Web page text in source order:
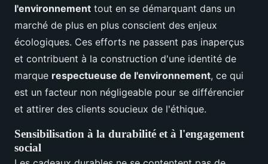
l'environnement tout en se démarquant dans un
marché de plus en plus conscient des enjeux
écologiques. Ces efforts ne passent pas inaperçus
et contribuent à la construction d'une identité de
marque respectueuse de l'environnement, ce qui
est un facteur non négligeable pour se différencier
et attirer des clients soucieux de l'éthique.
Sensibilisation à la durabilité et à l'engagement
social